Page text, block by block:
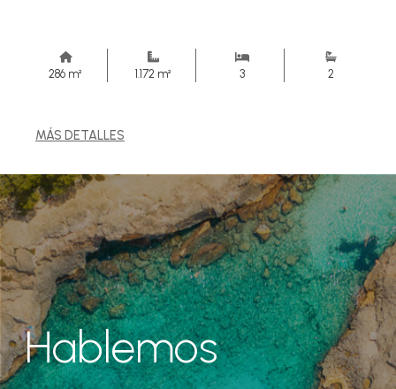
286 m² 1.172 m² 3 2
MÁS DETALLES
Hablemos